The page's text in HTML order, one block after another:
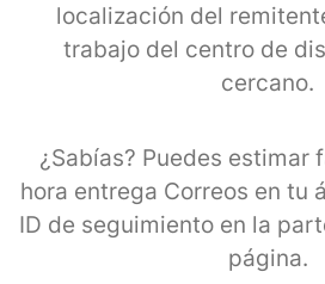
localización del
trabajo del centro de
cercano.
¿Sabías? Puedes estimar
hora entrega Correos en tu
ID de seguimiento en la
página.